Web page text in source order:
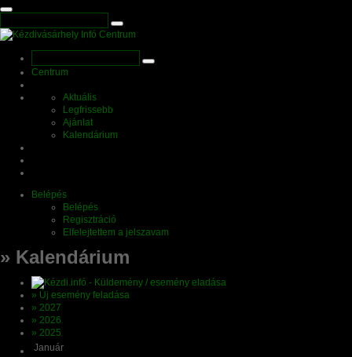
Centrum
Aktuális
Legfrissebb
Ajánlat
Kalendárium
Belépés
Belépés
Regisztráció
Elfelejtettem a jelszavam
» Kalendárium
» Új esemény feladása
» 2027
» 2026
» 2025
Január